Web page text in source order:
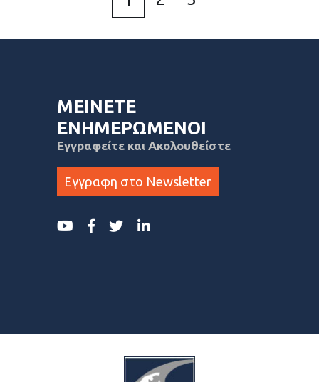
ΜΕΙΝΕΤΕ
ΕΝΗΜΕΡΩΜΕΝΟΙ
Εγγραφείτε και Ακολουθείστε
Εγγραφη στο Newsletter